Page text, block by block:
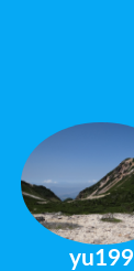
yu199